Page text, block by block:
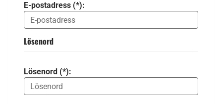
E-postadress (*):
Lösenord
Lösenord (*):